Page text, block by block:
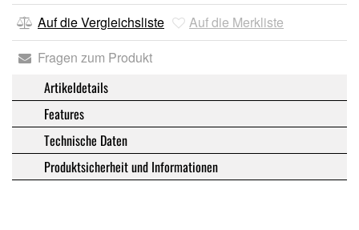
Auf die Vergleichsliste
Auf die Merkliste
Fragen zum Produkt
Artikeldetails
Features
Technische Daten
Produktsicherheit und Informationen